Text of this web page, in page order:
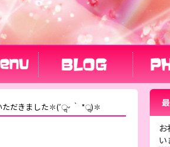
いただきました✽(′ॢᵕ ‵ *ॢ)✽